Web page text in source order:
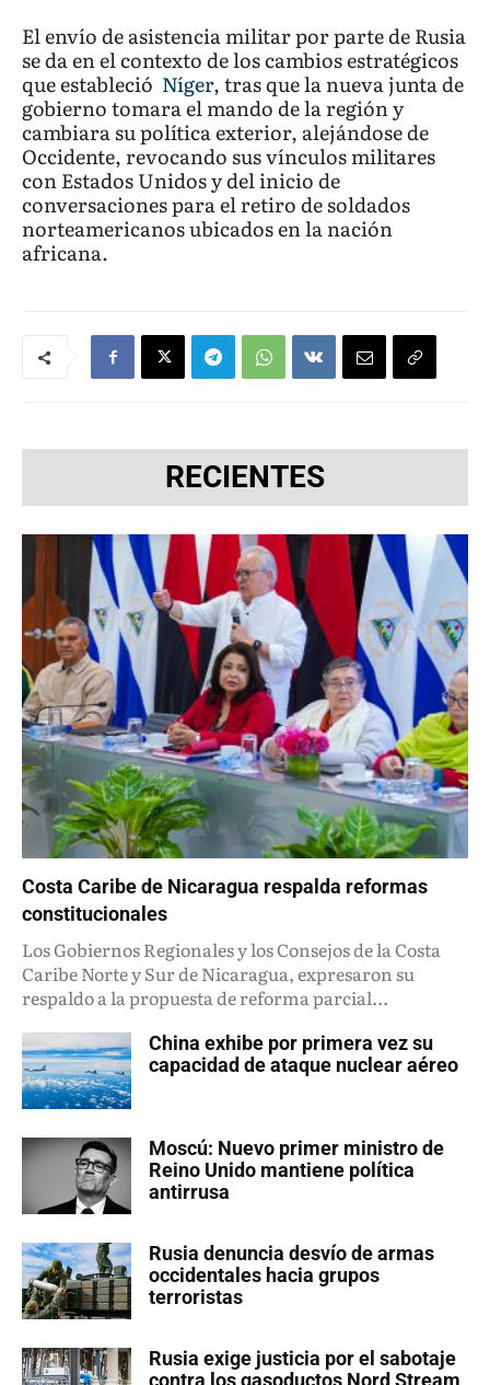
El envío de asistencia militar por parte de Rusia
se da en el contexto de los cambios estratégicos
que estableció Níger, tras que la nueva junta de
gobierno tomara el mando de la región y
cambiara su política exterior, alejándose de
Occidente, revocando sus vínculos militares
con Estados Unidos y del inicio de
conversaciones para el retiro de soldados
norteamericanos ubicados en la nación
africana.
RECIENTES
Costa Caribe de Nicaragua respalda reformas
constitucionales
Los Gobiernos Regionales y los Consejos de la Costa
Caribe Norte y Sur de Nicaragua, expresaron su
respaldo a la propuesta de reforma parcial...
China exhibe por primera vez su
capacidad de ataque nuclear aéreo
Moscú: Nuevo primer ministro de
Reino Unido mantiene política
antirrusa
Rusia denuncia desvío de armas
occidentales hacia grupos
terroristas
Rusia exige justicia por el sabotaje